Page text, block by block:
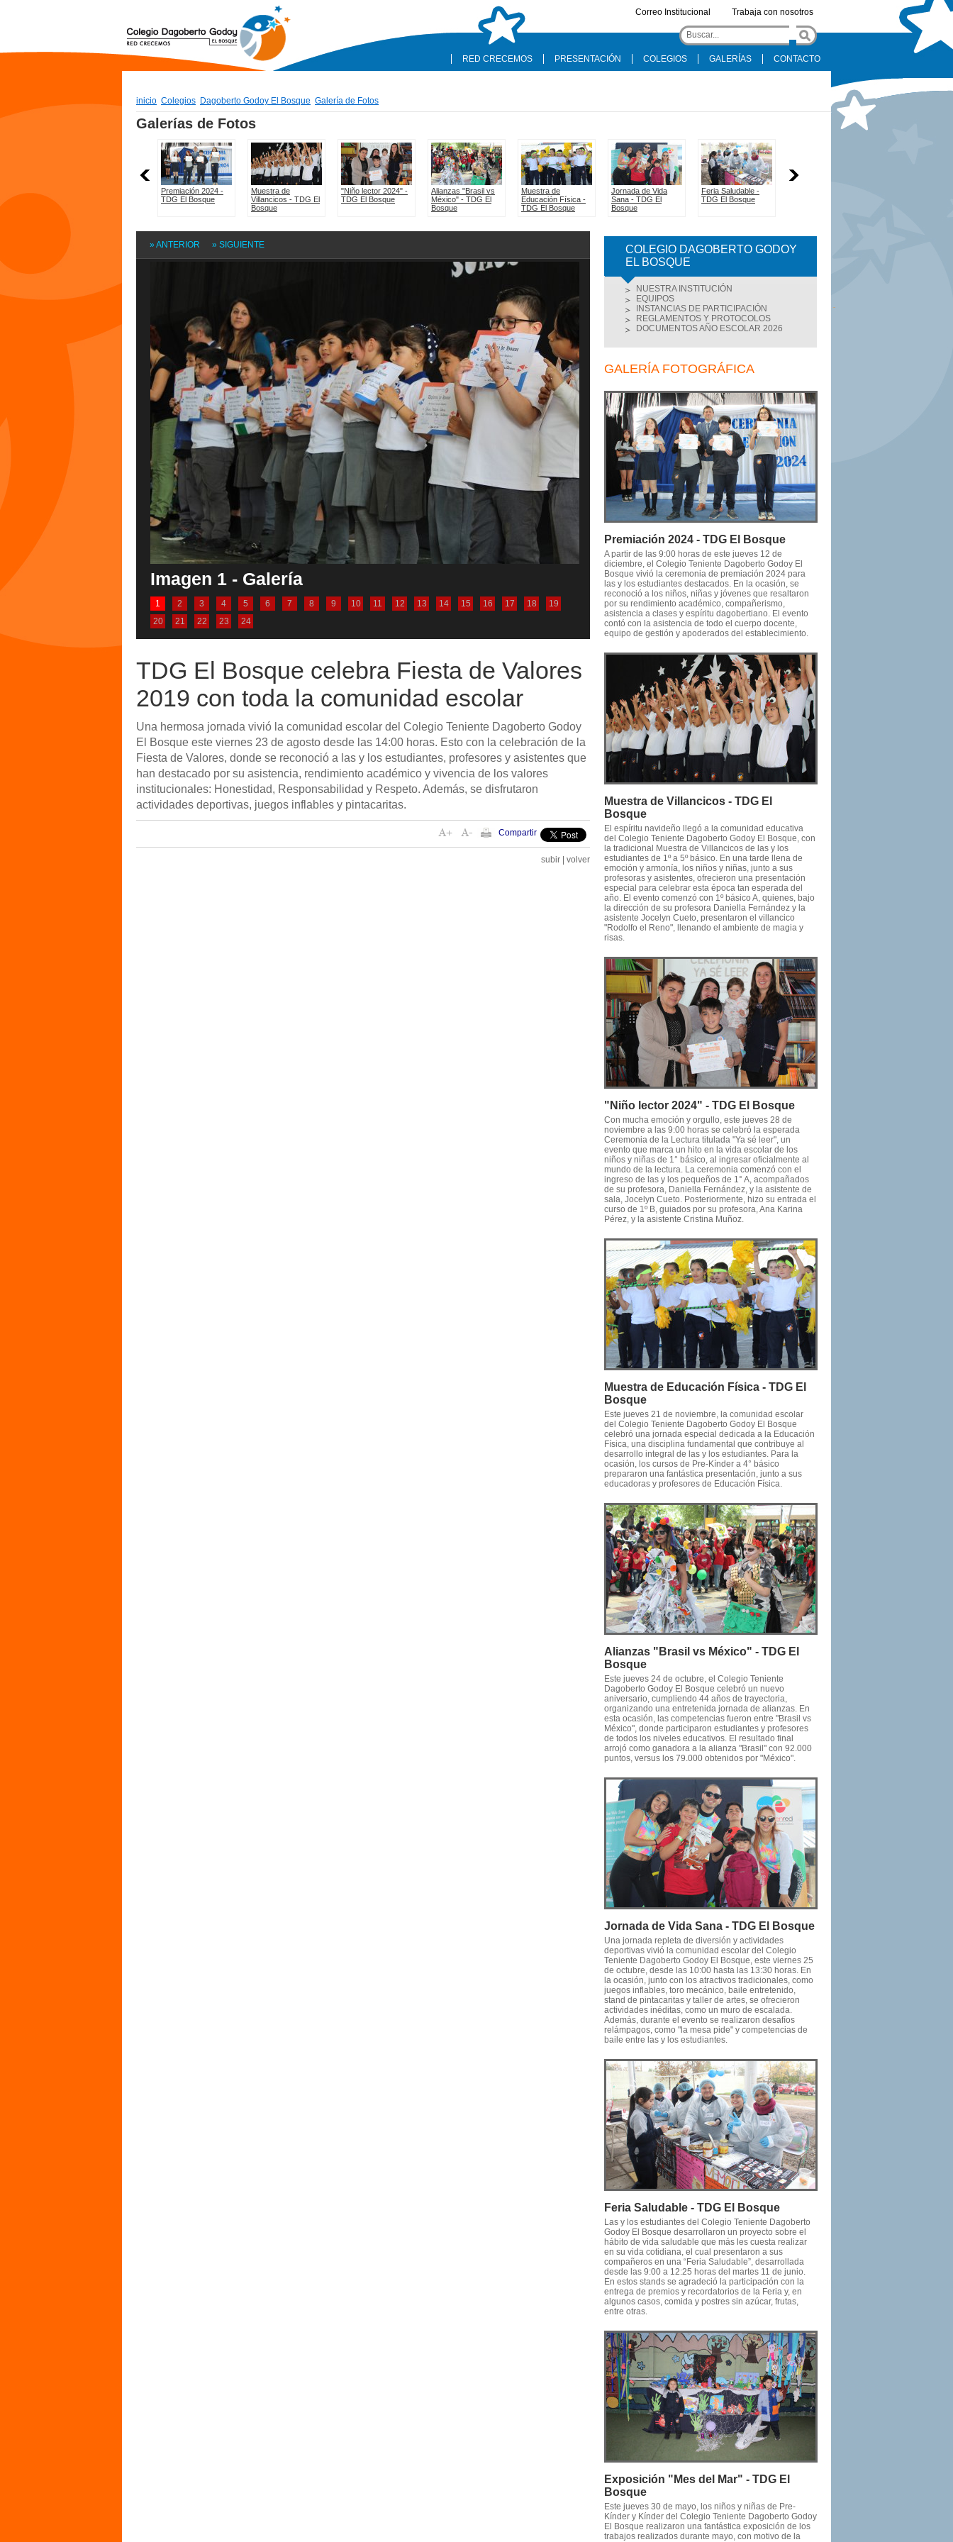
Correo Institucional Trabaja con nosotros
RED CRECEMOS PRESENTACIÓN COLEGIOS GALERÍAS CONTACTO
inicio Colegios Dagoberto Godoy El Bosque Galería de Fotos
» ANTERIOR » SIGUIENTE
Imagen 1 - Galería
1 2 3 4 5 6 7 8 9 10 11 12 13 14 15 16 17 18
19
20
21 22 23 24
TDG El Bosque celebra Fiesta de Valores
2019 con toda la comunidad escolar
Una hermosa jornada vivió la comunidad escolar del Colegio Teniente Dagoberto Godoy
El Bosque este viernes 23 de agosto desde las 14:00 horas. Esto con la celebración de la
Fiesta de Valores, donde se reconoció a las y los estudiantes, profesores y asistentes que
han destacado por su asistencia, rendimiento académico y vivencia de los valores
institucionales: Honestidad, Responsabilidad y Respeto. Además, se disfrutaron
actividades deportivas, juegos inflables y pintacaritas.
Compartir
subir volver
COLEGIO DAGOBERTO GODOY
EL BOSQUE
NUESTRA INSTITUCIÓN
EQUIPOS
INSTANCIAS DE PARTICIPACIÓN
REGLAMENTOS Y PROTOCOLOS
DOCUMENTOS AÑO ESCOLAR 2026
GALERÍA FOTOGRÁFICA
Premiación 2024 - TDG El Bosque
A partir de las 9:00 horas de este jueves 12 de
diciembre, el Colegio Teniente Dagoberto Godoy El
Bosque vivió la ceremonia de premiación 2024 para
las y los estudiantes destacados. En la ocasión, se
reconoció a los niños, niñas y jóvenes que resaltaron
por su rendimiento académico, compañerismo,
asistencia a clases y espíritu dagobertiano. El evento
contó con la asistencia de todo el cuerpo docente,
equipo de gestión y apoderados del establecimiento.
Muestra de Villancicos - TDG El
Bosque
El espíritu navideño llegó a la comunidad educativa
del Colegio Teniente Dagoberto Godoy El Bosque, con
la tradicional Muestra de Villancicos de las y los
estudiantes de 1º a 5º básico. En una tarde llena de
emoción y armonía, los niños y niñas, junto a sus
profesoras y asistentes, ofrecieron una presentación
especial para celebrar esta época tan esperada del
año. El evento comenzó con 1º básico A, quienes, bajo
la dirección de su profesora Daniella Fernández y la
asistente Jocelyn Cueto, presentaron el villancico
"Rodolfo el Reno", llenando el ambiente de magia y
risas.
"Niño lector 2024" - TDG El Bosque
Con mucha emoción y orgullo, este jueves 28 de
noviembre a las 9:00 horas se celebró la esperada
Ceremonia de la Lectura titulada "Ya sé leer", un
evento que marca un hito en la vida escolar de los
niños y niñas de 1° básico, al ingresar oficialmente al
mundo de la lectura. La ceremonia comenzó con el
ingreso de las y los pequeños de 1° A, acompañados
de su profesora, Daniella Fernández, y la asistente de
sala, Jocelyn Cueto. Posteriormente, hizo su entrada el
curso de 1º B, guiados por su profesora, Ana Karina
Pérez, y la asistente Cristina Muñoz.
Muestra de Educación Física - TDG El
Bosque
Este jueves 21 de noviembre, la comunidad escolar
del Colegio Teniente Dagoberto Godoy El Bosque
celebró una jornada especial dedicada a la Educación
Física, una disciplina fundamental que contribuye al
desarrollo integral de las y los estudiantes. Para la
ocasión, los cursos de Pre-Kínder a 4° básico
prepararon una fantástica presentación, junto a sus
educadoras y profesores de Educación Física.
Alianzas "Brasil vs México" - TDG El
Bosque
Este jueves 24 de octubre, el Colegio Teniente
Dagoberto Godoy El Bosque celebró un nuevo
aniversario, cumpliendo 44 años de trayectoria,
organizando una entretenida jornada de alianzas. En
esta ocasión, las competencias fueron entre "Brasil vs
México", donde participaron estudiantes y profesores
de todos los niveles educativos. El resultado final
arrojó como ganadora a la alianza "Brasil" con 92.000
puntos, versus los 79.000 obtenidos por "México".
Jornada de Vida Sana - TDG El Bosque
Una jornada repleta de diversión y actividades
deportivas vivió la comunidad escolar del Colegio
Teniente Dagoberto Godoy El Bosque, este viernes 25
de octubre, desde las 10:00 hasta las 13:30 horas. En
la ocasión, junto con los atractivos tradicionales, como
juegos inflables, toro mecánico, baile entretenido,
stand de pintacaritas y taller de artes, se ofrecieron
actividades inéditas, como un muro de escalada.
Además, durante el evento se realizaron desafíos
relámpagos, como "la mesa pide" y competencias de
baile entre las y los estudiantes.
Feria Saludable - TDG El Bosque
Las y los estudiantes del Colegio Teniente Dagoberto
Godoy El Bosque desarrollaron un proyecto sobre el
hábito de vida saludable que más les cuesta realizar
en su vida cotidiana, el cual presentaron a sus
compañeros en una “Feria Saludable”, desarrollada
desde las 9:00 a 12:25 horas del martes 11 de junio.
En estos stands se agradeció la participación con la
entrega de premios y recordatorios de la Feria y, en
algunos casos, comida y postres sin azúcar, frutas,
entre otras.
Exposición "Mes del Mar" - TDG El
Bosque
Este jueves 30 de mayo, los niños y niñas de Pre-
Kínder y Kínder del Colegio Teniente Dagoberto Godoy
El Bosque realizaron una fantástica exposición de los
trabajos realizados durante mayo, con motivo de la